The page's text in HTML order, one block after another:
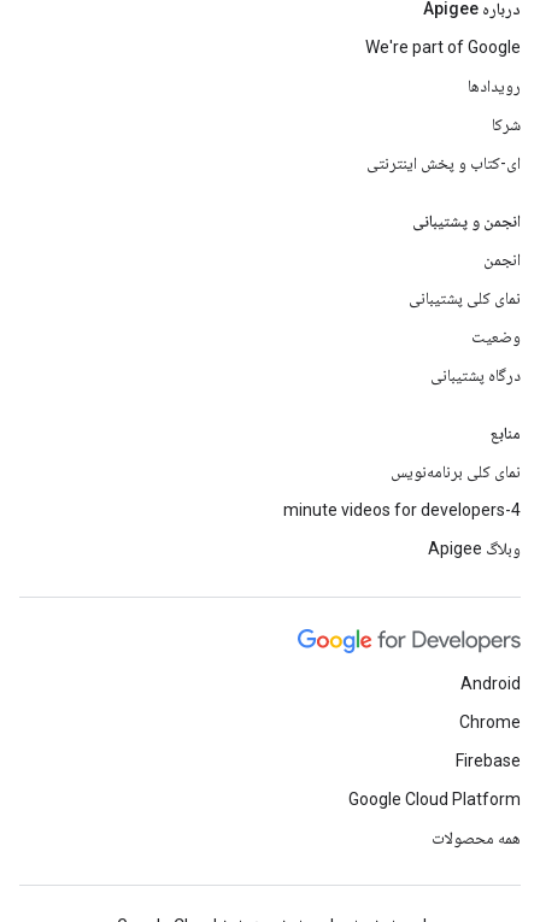
درباره Apigee
We're part of Google
رویدادها
شرکا
ای-کتاب و پخش اینترنتی
انجمن و پشتیبانی
انجمن
نمای کلی پشتیبانی
وضعیت
درگاه پشتیبانی
منابع
نمای کلی برنامه‌نویس
4-minute videos for developers
وبلاگ Apigee
Android
Chrome
Firebase
Google Cloud Platform
همه محصولات